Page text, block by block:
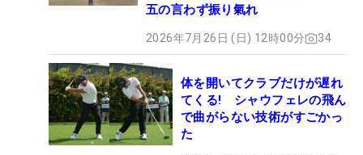
五の言わず振り氣れ
2026年7月26日 (日) 12時00分 34
体を開いてクラブだけが遅れ
てくる! シャウフェレの飛ん
で曲がらない技術がすごかっ
た